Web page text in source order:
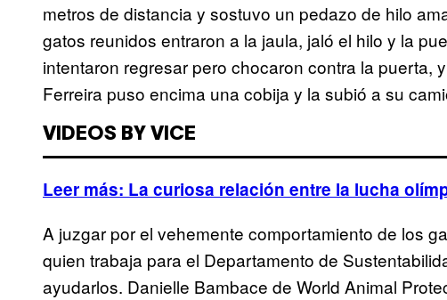
metros de distancia y sostuvo un pedazo de hilo
gatos reunidos entraron a la jaula, jaló el hilo y la
intentaron regresar pero chocaron contra la puerta,
Ferreira puso encima una cobija y la subió a su
VIDEOS BY VICE
Leer más: La curiosa relación entre la lucha
A juzgar por el vehemente comportamiento de los
quien trabaja para el Departamento de
ayudarlos. Danielle Bambace de World Animal